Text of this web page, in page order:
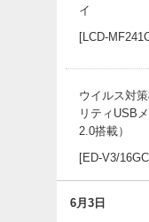
イ
[LCD-
ウイルス対
リティUSB
2.0搭載）
[ED-V3/
6月3日